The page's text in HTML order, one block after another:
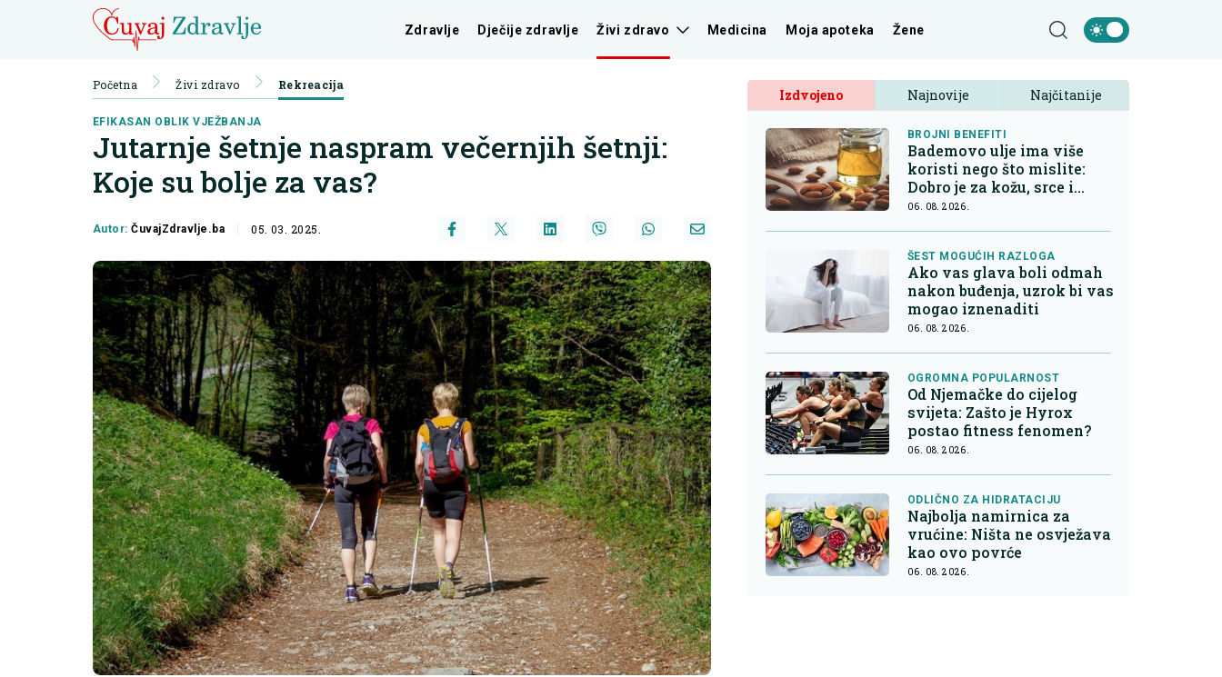
Zdravlje Dječije zdravlje Živi zdravo Medicina Moja apoteka Žene
Početna Živi zdravo Rekreacija
EFIKASAN OBLIK VJEŽBANJA
Jutarnje šetnje naspram večernjih šetnji:
Koje su bolje za vas?
Autor:ČuvajZdravlje.ba 05. 03. 2025.
Izdvojeno Najnovije Najčitanije
BROJNI BENEFITI
Bademovo ulje ima više
koristi nego što mislite:
Dobro je za kožu, srce i
kontrolu apetita
06. 08. 2026.
ŠEST MOGUĆIH RAZLOGA
Ako vas glava boli odmah
nakon buđenja, uzrok bi vas
mogao iznenaditi
06. 08. 2026.
OGROMNA POPULARNOST
Od Njemačke do cijelog
svijeta: Zašto je Hyrox
postao fitness fenomen?
06. 08. 2026.
ODLIČNO ZA HIDRATACIJU
Najbolja namirnica za
vrućine: Ništa ne osvježava
kao ovo povrće
06. 08. 2026.